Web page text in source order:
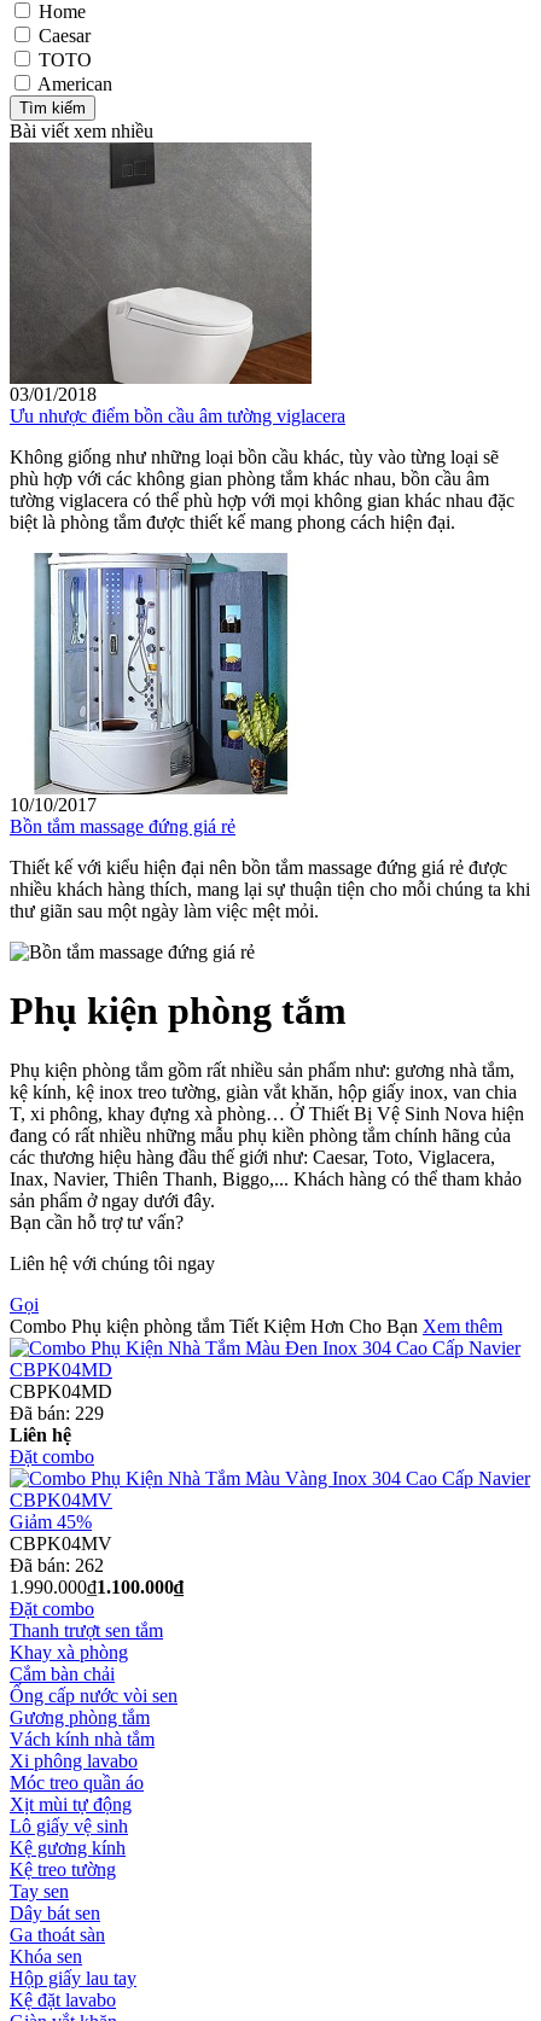
Home
Caesar
TOTO
American
Bài viết xem nhiều
03/01/2018
Ưu nhược điểm bồn cầu âm tường viglacera
Không giống như những loại bồn cầu khác, tùy vào từng loại sẽ
phù hợp với các không gian phòng tắm khác nhau, bồn cầu âm
tường viglacera có thể phù hợp với mọi không gian khác nhau đặc
biệt là phòng tắm được thiết kế mang phong cách hiện đại.
10/10/2017
Bồn tắm massage đứng giá rẻ
Thiết kế với kiểu hiện đại nên bồn tắm massage đứng giá rẻ được
nhiều khách hàng thích, mang lại sự thuận tiện cho mỗi chúng ta khi
thư giãn sau một ngày làm việc mệt mỏi.
Phụ kiện phòng tắm
Phụ kiện phòng tắm gồm rất nhiều sản phẩm như: gương nhà tắm,
kệ kính, kệ inox treo tường, giàn vắt khăn, hộp giấy inox, van chia
T, xi phông, khay đựng xà phòng… Ở Thiết Bị Vệ Sinh Nova hiện
đang có rất nhiều những mẫu phụ kiền phòng tắm chính hãng của
các thương hiệu hàng đầu thế giới như: Caesar, Toto, Viglacera,
Inax, Navier, Thiên Thanh, Biggo,... Khách hàng có thể tham khảo
sản phẩm ở ngay dưới đây.
Bạn cần hỗ trợ tư vấn?
Liên hệ với chúng tôi ngay
Gọi
Combo Phụ kiện phòng tắm Tiết Kiệm Hơn Cho Bạn Xem thêm
CBPK04MD
Đã bán: 229
Liên hệ
Đặt combo
Giảm 45%
CBPK04MV
Đã bán: 262
1.990.000₫1.100.000₫
Đặt combo
Thanh trượt sen tắm
Khay xà phòng
Cắm bàn chải
Ống cấp nước vòi sen
Gương phòng tắm
Vách kính nhà tắm
Xi phông lavabo
Móc treo quần áo
Xịt mùi tự động
Lô giấy vệ sinh
Kệ gương kính
Kệ treo tường
Tay sen
Dây bát sen
Ga thoát sàn
Khóa sen
Hộp giấy lau tay
Kệ đặt lavabo